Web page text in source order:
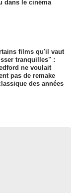
dans le cinéma
films qu'il vaut
tranquilles" :
ne voulait
pas de remake
des années